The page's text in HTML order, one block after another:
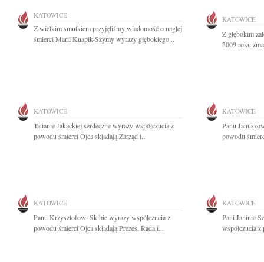
KATOWICE
Z wielkim smutkiem przyjęliśmy wiadomość o nagłej
śmierci Marii Knapik-Szymy wyrazy głębokiego...
KATOWICE
Z głębokim
2009 roku
KATOWICE
Tatianie Jakackiej serdeczne wyrazy współczucia z
powodu śmierci Ojca składają Zarząd i...
KATOWICE
Panu
powodu
KATOWICE
Panu Krzysztofowi Skibie wyrazy współczucia z
powodu śmierci Ojca składają Prezes, Rada i...
KATOWICE
Pani Janinie
współczucia